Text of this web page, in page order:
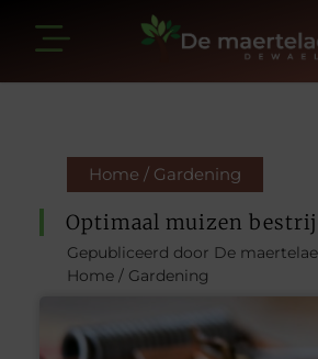
Home / Gardening
Optimaal muizen
Gepubliceerd door De
Home / Gardening